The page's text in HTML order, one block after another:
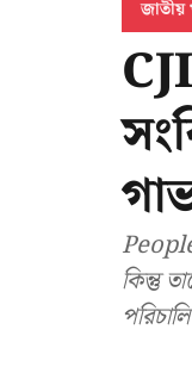
জাতীয়
কিন্তু